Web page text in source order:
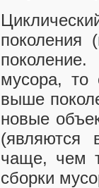
поколения
мусора, то
выше
новые
(являются
чаще, чем
сборки